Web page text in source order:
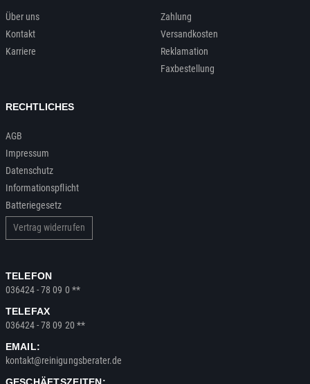
Über uns
Kontakt
Karriere
Zahlung
Versandkosten
Reklamation
Faxbestellung
RECHTLICHES
AGB
Impressum
Datenschutz
Informationspflicht
Batteriegesetz
Vertrag widerrufen
TELEFON
036424 - 78 09 0 **
TELEFAX
036424 - 78 09 20 **
EMAIL:
kontakt@reinigungsberater.de
GESCHÄFTSZEITEN: